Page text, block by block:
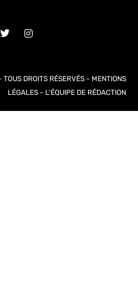
TOUS DROITS RÉSERVÉS - MENTIONS
LÉGALES - L'ÉQUIPE DE RÉDACTION